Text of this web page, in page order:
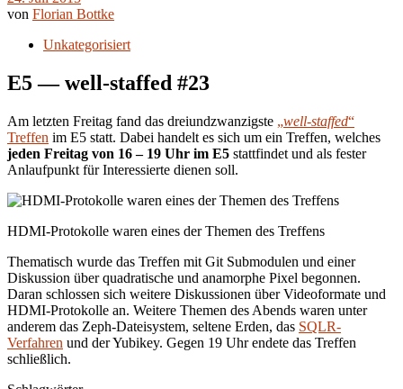
von Florian Bottke
Unkategorisiert
E5 — well-staffed #23
Am letzten Freitag fand das dreiundzwanzigste „well-staffed“
Treffen im E5 statt. Dabei handelt es sich um ein Treffen, welches
jeden Freitag von 16 – 19 Uhr im E5 stattfindet und als fester
Anlaufpunkt für Interessierte dienen soll.
HDMI-Protokolle waren eines der Themen des Treffens
Thematisch wurde das Treffen mit Git Submodulen und einer
Diskussion über quadratische und anamorphe Pixel begonnen.
Daran schlossen sich weitere Diskussionen über Videoformate und
HDMI-Protokolle an. Weitere Themen des Abends waren unter
anderem das Zeph-Dateisystem, seltene Erden, das SQLR-
Verfahren und der Yubikey. Gegen 19 Uhr endete das Treffen
schließlich.